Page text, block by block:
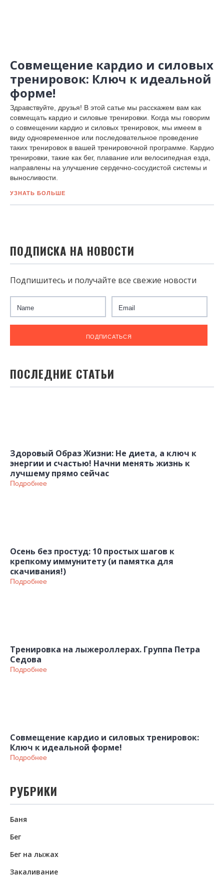
Совмещение кардио и силовых
тренировок: Ключ к идеальной
форме!
Здравствуйте, друзья! В этой сатье мы расскажем вам как
совмещать кардио и силовые тренировки. Когда мы говорим
о совмещении кардио и силовых тренировок, мы имеем в
виду одновременное или последовательное проведение
таких тренировок в вашей тренировочной программе. Кардио
тренировки, такие как бег, плавание или велосипедная езда,
направлены на улучшение сердечно-сосудистой системы и
выносливости.
УЗНАТЬ БОЛЬШЕ
ПОДПИСКА НА НОВОСТИ
Подпишитесь и получайте все свежие новости
ПОСЛЕДНИЕ СТАТЬИ
Здоровый Образ Жизни: Не диета, а ключ к
энергии и счастью! Начни менять жизнь к
лучшему прямо сейчас
Подробнее
Осень без простуд: 10 простых шагов к
крепкому иммунитету (и памятка для
скачивания!)
Подробнее
Тренировка на лыжероллерах. Группа Петра
Седова
Подробнее
Совмещение кардио и силовых тренировок:
Ключ к идеальной форме!
Подробнее
РУБРИКИ
Баня
Бег
Бег на лыжах
Закаливание